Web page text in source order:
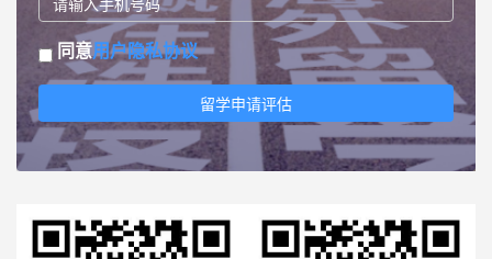
同意用户隐私协议
留学申请评估